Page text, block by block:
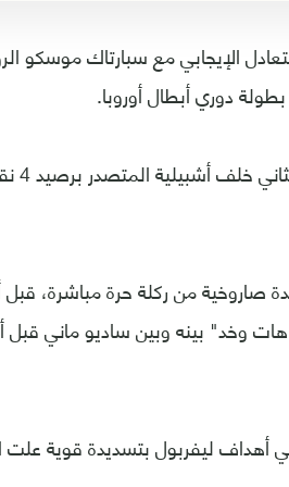
الإيجابي مع سبارتاك موسكو
دوري أبطال أوروبا.
وحصد
في الدقيقة 32 من تسديدة صاروخية من ركلة حرة
للريدز في الدقيقة 31 بعد كرة "هات وخد" بينه وبين
ليفربول بتسديدة قوية علت